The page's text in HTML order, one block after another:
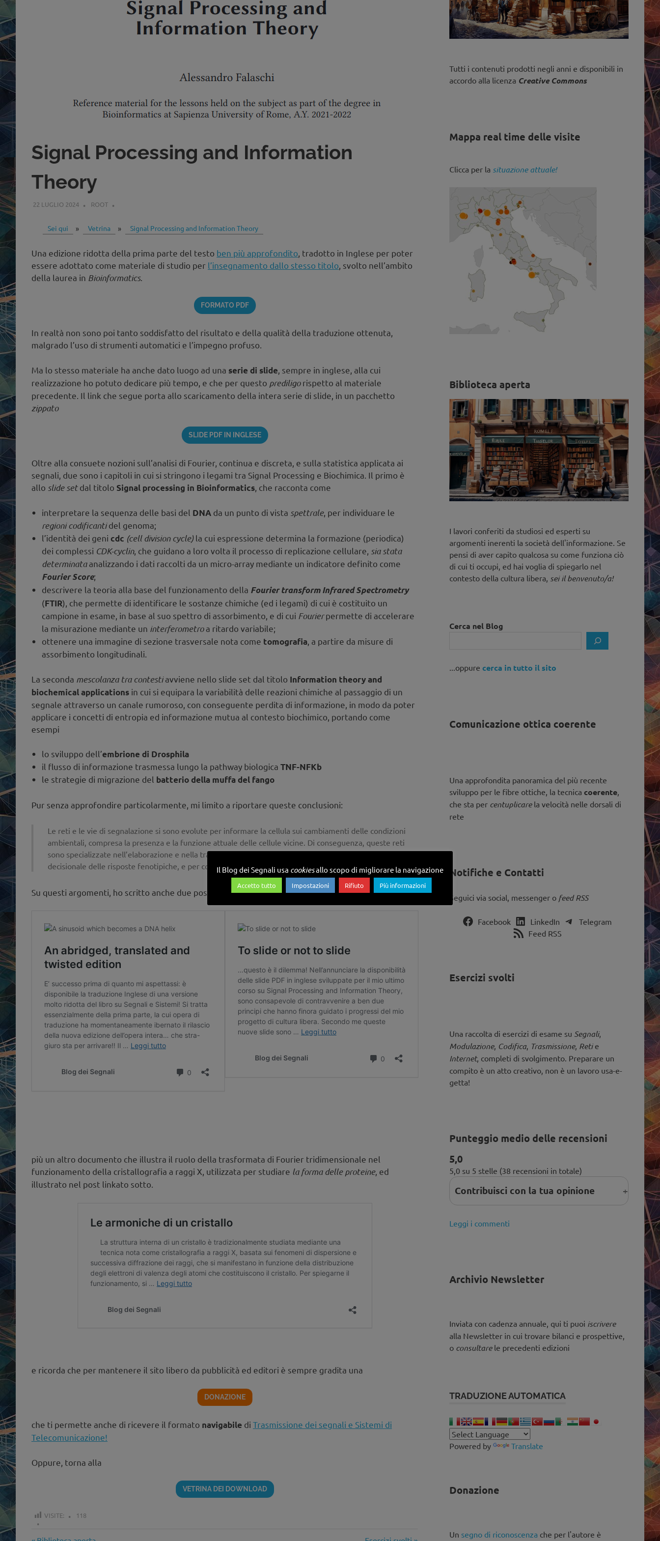
Signal Processing and Information
Theory
22 LUGLIO 2024 ROOT
Sei qui » Vetrina » Signal Processing and Information Theory
Una edizione ridotta della prima parte del testo ben più approfondito, tradotto in Inglese per poter
essere adottato come materiale di studio per l’insegnamento dallo stesso titolo, svolto nell’ambito
della laurea in Bioinformatics.
FORMATO PDF
In realtà non sono poi tanto soddisfatto del risultato e della qualità della traduzione ottenuta,
malgrado l’uso di strumenti automatici e l’impegno profuso.
Ma lo stesso materiale ha anche dato luogo ad una serie di slide , sempre in inglese, alla cui
realizzazione ho potuto dedicare più tempo, e che per questo prediligorispetto al materiale
precedente. Il link che segue porta allo scaricamento della intera serie di slide, in un pacchetto
zippato
SLIDE PDF IN INGLESE
Oltre alla consuete nozioni sull’analisi di Fourier, continua e discreta, e sulla statistica applicata ai
segnali, due sono i capitoli in cui si stringono i legami tra Signal Processing e Biochimica. Il primo è
allo slide setdal titolo Signal processing in Bioinformatics , che racconta come
interpretare la sequenza delle basi del DNA da un punto di vista spettrale, per individuare le
regioni codificantidel genoma;
l’identità dei geni cdc (cell division cycle)la cui espressione determina la formazione (periodica)
dei complessi CDK-cyclin, che guidano a loro volta il processo di replicazione cellulare, sia stata
determinataanalizzando i dati raccolti da un micro-array mediante un indicatore definito come
Fourier Score;
descrivere la teoria alla base del funzionamento della Fourier transform Infrared Spectrometry
(FTIR), che permette di identificare le sostanze chimiche (ed i legami) di cui è costituito un
campione in esame, in base al suo spettro di assorbimento, e di cui Fourierpermette di accelerare
la misurazione mediante un interferometroa ritardo variabile;
ottenere una immagine di sezione trasversale nota come tomografia, a partire da misure di
assorbimento longitudinali.
La seconda mescolanza tra contestiavviene nello slide set dal titolo Information theory and
biochemical applications in cui si equipara la variabilità delle reazioni chimiche al passaggio di un
segnale attraverso un canale rumoroso, con conseguente perdita di informazione, in modo da poter
applicare i concetti di entropia ed informazione mutua al contesto biochimico, portando come
esempi
lo sviluppo dell’embrione di Drosphila
il flusso di informazione trasmessa lungo la pathway biologicaTNF-NFKb
le strategie di migrazione del batterio della muffa del fango
Pur senza approfondire particolarmente, mi limito a riportare queste conclusioni:
Le reti e le vie di segnalazione si sono evolute per informare la cellula sui cambiamenti delle condizioni
ambientali, compresa la presenza e la funzione attuale delle cellule vicine. Di conseguenza, queste reti
sono specializzate nell’elaborazione e nella trasmissione di informazioni per circoscrivere lo spazio
decisionale delle risposte fenotipiche, e per consentire reazioni appropriate a un ambiente dinamico
Su questi argomenti, ho scritto anche due post del Blog:
più un altro documento che illustra il ruolo della trasformata di Fourier tridimensionale nel
funzionamento della cristallografia a raggi X, utilizzata per studiare la forma delle proteine, ed
illustrato nel post linkato sotto.
e ricorda che per mantenere il sito libero da pubblicità ed editori è sempre gradita una
DONAZIONE
che ti permette anche di ricevere il formato navigabile di Trasmissione dei segnali e Sistemi di
Telecomunicazione!
Oppure, torna alla
VETRINA DEI DOWNLOAD
VISITE: 118
Tutti i contenuti prodotti negli anni e disponibili in
accordo alla licenza Creative Commons
Mappa real time delle visite
Clicca per la situazione attuale!
Biblioteca aperta
I lavori conferiti da studiosi ed esperti su
argomenti inerenti la società dell'informazione. Se
pensi di aver capito qualcosa su come funziona ciò
di cui ti occupi, ed hai voglia di spiegarlo nel
contesto della cultura libera, sei il benvenuto/a!
Cerca nel Blog
...oppurecerca in tutto il sito
Comunicazione ottica coerente
Una approfondita panoramica del più recente
sviluppo per le fibre ottiche, la tecnica coerente,
che sta per centuplicarela velocità nelle dorsali di
rete
Notifiche e Contatti
Seguici via social, messenger o feed RSS
Facebook LinkedIn
Telegram
Feed RSS
Esercizi svolti
Una raccolta di esercizi di esame su Segnali,
Modulazione, Codifica, Trasmissione, Retie
Internet, completi di svolgimento. Preparare un
compito è un atto creativo, non è un lavoro usa-e-
getta!
Punteggio medio delle recensioni
5,0
5,0 su 5 stelle (38 recensioni in totale)
Contribuisci con la tua opinione
Leggi i commenti
Archivio Newsletter
Inviata con cadenza annuale, qui ti puoi iscrivere
alla Newsletter in cui trovare bilanci e prospettive,
o consultarele precedenti edizioni
TRADUZIONE AUTOMATICA
Powered by Translate
Donazione
Un segno di riconoscenza che per l'autore è
Il Blog dei Segnali usa cookiesallo scopo di migliorare la navigazione
Accetto tutto Impostazioni Rifiuto Più informazioni